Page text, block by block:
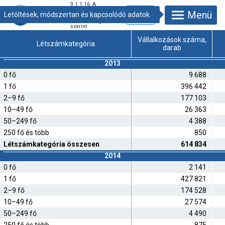
9.1.1.16. A
teljesítménymutatói
szerint
Menü
Létszámkategória
Vállalkozások száma,
darab
2013
0 fő
9 688
1 fő
396 442
2–9 fő
177 103
10–49 fő
26 363
50–249 fő
4 388
250 fő és több
850
Létszámkategória összesen
614 834
2014
0 fő
2 141
1 fő
427 821
2–9 fő
174 528
10–49 fő
27 574
50–249 fő
4 490